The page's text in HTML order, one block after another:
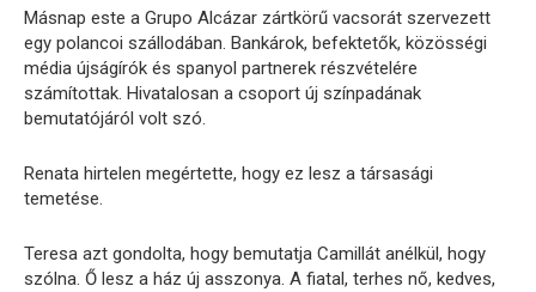
Másnap este a Grupo Alcázar zártkörű vacsorát szervezett
egy polancoi szállodában. Bankárok, befektetők, közösségi
média újságírók és spanyol partnerek részvételére
számítottak. Hivatalosan a csoport új színpadának
bemutatójáról volt szó.
Renata hirtelen megértette, hogy ez lesz a társasági
temetése.
Teresa azt gondolta, hogy bemutatja Camillát anélkül, hogy
szólna. Ő lesz a ház új asszonya. A fiatal, terhes nő, kedves,